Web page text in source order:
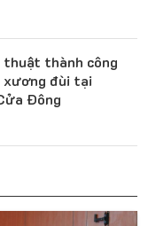
thuật thành công
xương đùi tại
Đông